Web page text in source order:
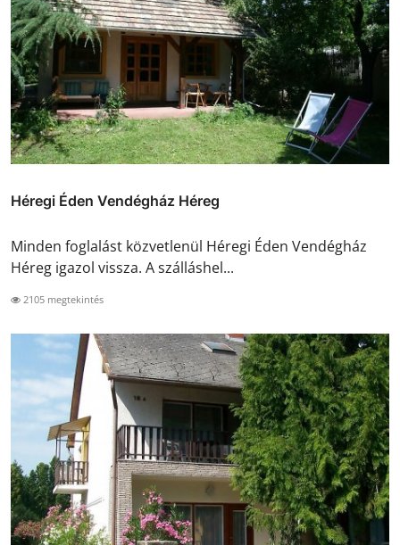
Héregi Éden Vendégház Héreg
Minden foglalást közvetlenül Héregi Éden Vendégház
Héreg igazol vissza. A szálláshel...
2105 megtekintés